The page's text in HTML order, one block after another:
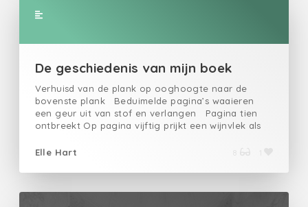
De geschiedenis van mijn boek
Verhuisd van de plank op ooghoogte naar de
bovenste plank Beduimelde pagina’s waaieren
een geur uit van stof en verlangen Pagina tien
ontbreekt Op pagina vijftig prijkt een wijnvlek als
interruptie Op de een na laatste pagina vind ik
Elle Hart